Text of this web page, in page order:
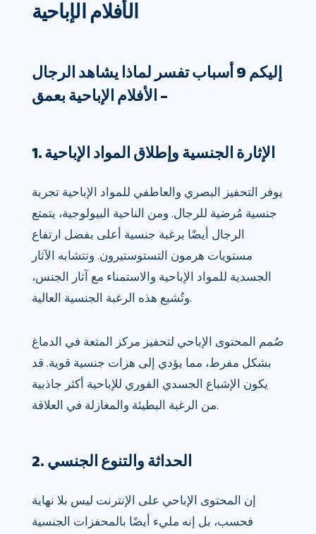
الأفلام الإباحية
إليكم 9 أسباب تفسر لماذا يشاهد الرجال
الأفلام الإباحية بعمق –
1. الإثارة الجنسية وإطلاق المواد الإباحية
يوفر التحفيز البصري والعاطفي للمواد الإباحية تجربة
جنسية مُرضية للرجال. ومن الناحية البيولوجية، يتمتع
الرجال أيضًا برغبة جنسية أعلى بفضل ارتفاع
مستويات هرمون التستوستيرون. وتتشابه الآثار
الجسدية للمواد الإباحية والاستمناء مع آثار الجنس،
وتُشبع هذه الرغبة الجنسية العالية.
صُمم المحتوى الإباحي لتحفيز مركز المتعة في الدماغ
بشكل مفرط، مما يؤدي إلى هزات جنسية قوية. قد
يكون الإشباع الجسدي الفوري للإباحية أكثر جاذبية
من الرغبة البطيئة والمغازلة في العلاقة.
2. الحداثة والتنوع الجنسي
إن المحتوى الإباحي على الإنترنت ليس بلا نهاية
فحسب، بل إنه مليء أيضًا بالمحفزات الجنسية